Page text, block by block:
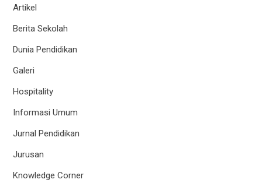
Artikel
Berita Sekolah
Dunia Pendidikan
Galeri
Hospitality
Informasi Umum
Jurnal Pendidikan
Jurusan
Knowledge Corner